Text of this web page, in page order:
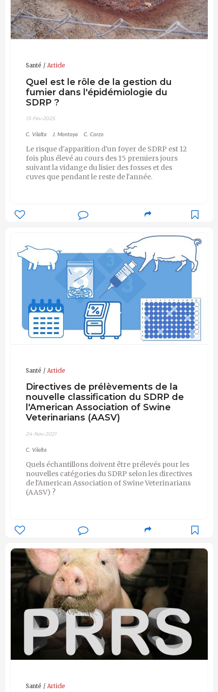
Santé Article
Quel est le rôle de la gestion du
fumier dans l'épidémiologie du
SDRP ?
13-Fév-2025
C. Vilalta J. Montoya C. Corzo
Le risque d'apparition d'un foyer de SDRP est 12
fois plus élevé au cours des 15 premiers jours
suivant la vidange du lisier des fosses et des
cuves que pendant le reste de l'année.
Santé Article
Directives de prélèvements de la
nouvelle classification du SDRP de
l'American Association of Swine
Veterinarians (AASV)
24-Nov-2021
C. Vilalta
Quels échantillons doivent être prélevés pour les
nouvelles catégories du SDRP selon les directives
de l'American Association of Swine Veterinarians
(AASV) ?
Santé Article